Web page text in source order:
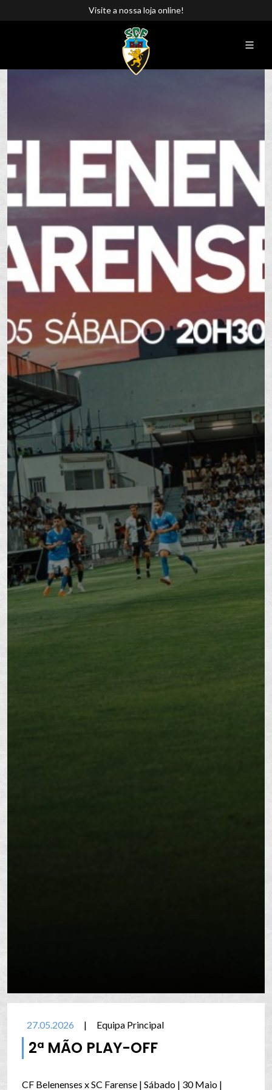
Visite a nossa loja online!
27.05.2026 | Equipa Principal
2ª MÃO PLAY-OFF
CF Belenenses x SC Farense | Sábado | 30 Maio |